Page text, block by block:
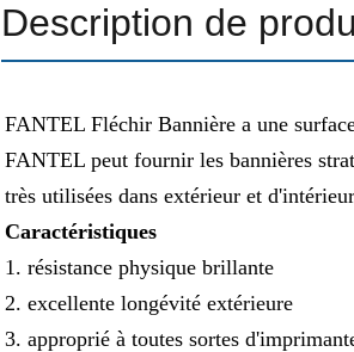
Description de
FANTEL Fléchir Bannière a une
FANTEL peut fournir les bannières
très utilisées dans extérieur et
Caractéristiques
1. résistance physique brillante
2. excellente longévité extérieure
3. approprié à toutes sortes